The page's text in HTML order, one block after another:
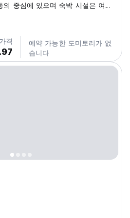
의 중심에 있으며 숙박 시설은 여행
격
예약 가능한 도미토리가 없
습니다